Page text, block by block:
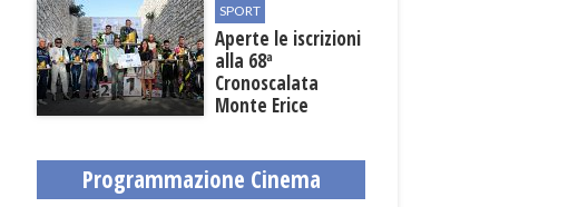
SPORT
Aperte le iscrizioni
alla 68ª
Cronoscalata
Monte Erice
Programmazione Cinema